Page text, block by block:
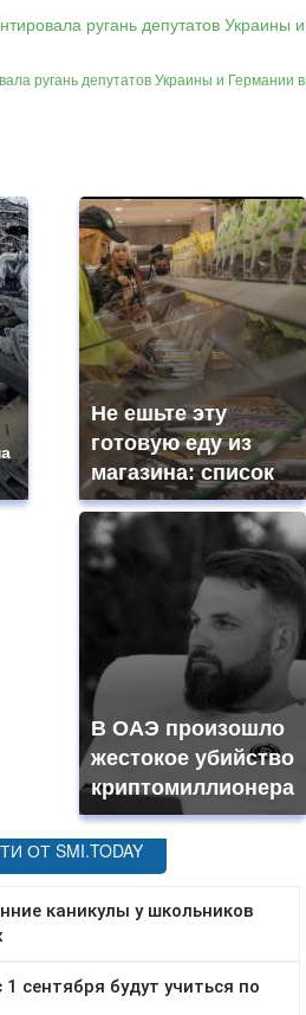
ругань депутатов Украины и Германии в
Не ешьте эту
готовую еду из
магазина: список
В ОАЭ произошло
жестокое убийство
криптомиллионера